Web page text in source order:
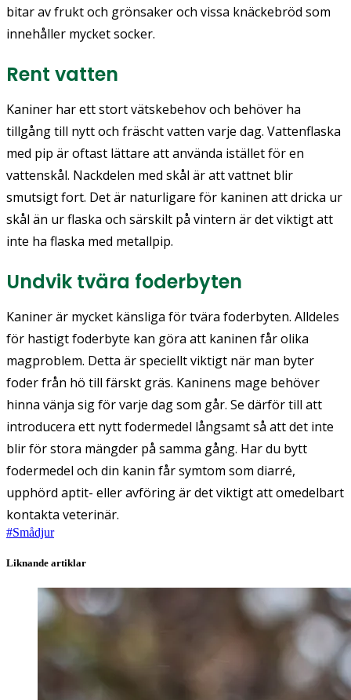
bitar av frukt och grönsaker och vissa knäckebröd som
innehåller mycket socker.
Rent vatten
Kaniner har ett stort vätskebehov och behöver ha
tillgång till nytt och fräscht vatten varje dag. Vattenflaska
med pip är oftast lättare att använda istället för en
vattenskål. Nackdelen med skål är att vattnet blir
smutsigt fort. Det är naturligare för kaninen att dricka ur
skål än ur flaska och särskilt på vintern är det viktigt att
inte ha flaska med metallpip.
Undvik tvära foderbyten
Kaniner är mycket känsliga för tvära foderbyten. Alldeles
för hastigt foderbyte kan göra att kaninen får olika
magproblem. Detta är speciellt viktigt när man byter
foder från hö till färskt gräs. Kaninens mage behöver
hinna vänja sig för varje dag som går. Se därför till att
introducera ett nytt fodermedel långsamt så att det inte
blir för stora mängder på samma gång. Har du bytt
fodermedel och din kanin får symtom som diarré,
upphörd aptit- eller avföring är det viktigt att omedelbart
kontakta veterinär.
#Smådjur
Liknande artiklar